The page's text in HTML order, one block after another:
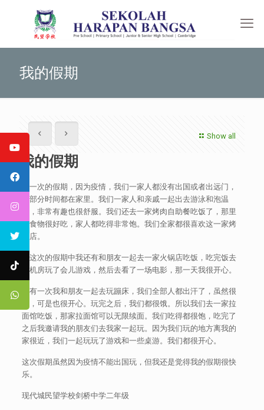
我的假期
Show all
我的假期
这一次的假期，因为疫情，我们一家人都没有出国或者出远门，
大部分时间都在家里。我们一家人和亲戚一起出去游泳和泡温
泉，非常有趣也很舒服。我们还去一家烤肉自助餐吃饭了，那里
的食物很好吃，家人都吃得非常饱。我们全家都很喜欢这一家烤
肉店。
在这次的假期中我还有和朋友一起去一家火锅店吃饭，吃完饭去
街机房玩了会儿游戏，然后去看了一场电影，那一天我很开心。
还有一次我和朋友一起去玩蹦床，我们全部人都出汗了，虽然很
累，可是也很开心。玩完之后，我们都很饿。所以我们去一家拉
面馆吃饭，那家拉面馆可以无限续面。我们吃得都很饱，吃完了
之后我邀请我的朋友们去我家一起玩。因为我们玩的地方离我的
家很近，我们一起玩玩了游戏和一些桌游。我们都很开心。
这次假期虽然因为疫情不能出国玩，但我还是觉得我的假期很快
乐。
现代城民望学校剑桥中学二年级